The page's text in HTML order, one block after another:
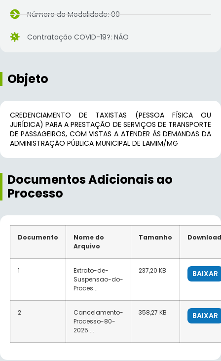
Número da Modalidade: 09
Contratação COVID-19?: NÃO
Objeto
CREDENCIAMENTO DE TAXISTAS (PESSOA FÍSICA OU
JURÍDICA) PARA A PRESTAÇÃO DE SERVIÇOS DE TRANSPORTE
DE PASSAGEIROS, COM VISTAS A ATENDER ÀS DEMANDAS DA
ADMINISTRAÇÃO PÚBLICA MUNICIPAL DE LAMIM/MG
Documentos Adicionais ao
Processo
Documento
Nome do
Arquivo
Tamanho Download
1
Extrato-de-
Suspensao-do-
Proces...
237,20 KB BAIXAR
2
Cancelamento-
Processo-80-
2025....
358,27 KB BAIXAR